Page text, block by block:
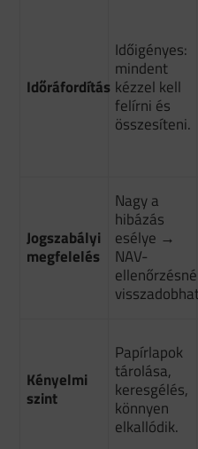
Időráfordítás
Időigényes:
mindent
kézzel kell
felírni és
összesíteni.
Jogszabályi
megfelelés
Nagy a
hibázás
esélye →
NAV-
Kényelmi
szint
Papírlapok
tárolása,
keresgélés,
könnyen
elkallódik.